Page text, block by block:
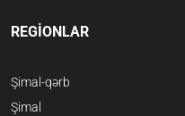
REGİONLAR
Şimal-qərb
Şimal